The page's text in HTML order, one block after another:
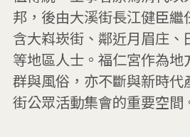
邦，後由大溪街長江健臣繼
含大嵙崁街、鄰近月眉庄
等地區人士。福仁宮作為
群與風俗，亦不斷與新時代
街公眾活動集會的重要空間